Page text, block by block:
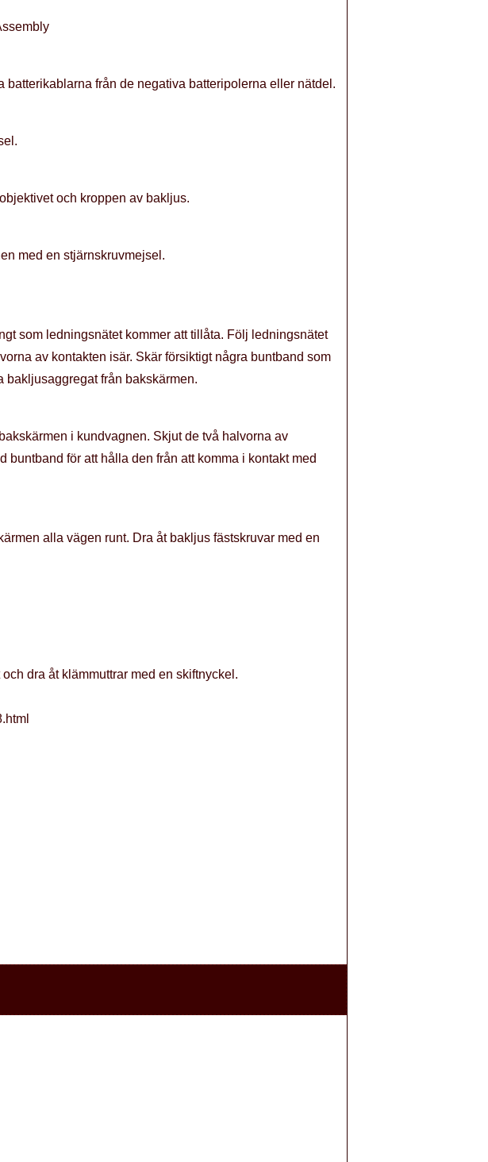
från de negativa batteripolerna eller nätdel.
och kroppen av bakljus.
med en stjärnskruvmejsel.
som ledningsnätet kommer att tillåta. Följ ledningsnätet
av kontakten isär. Skär försiktigt några buntband som
bakljusaggregat från bakskärmen.
i kundvagnen. Skjut de två halvorna av
för att hålla den från att komma i kontakt med
alla vägen runt. Dra åt bakljus fästskruvar med en
dra åt klämmuttrar med en skiftnyckel.